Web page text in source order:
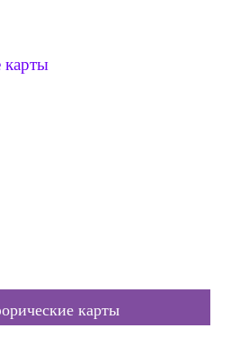
карты